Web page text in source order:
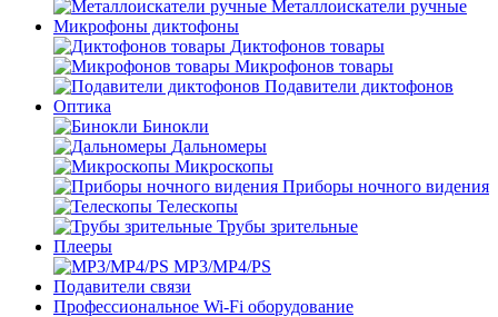
Металлоискатели ручные
Микрофоны диктофоны
Диктофонов товары
Микрофонов товары
Подавители диктофонов
Оптика
Бинокли
Дальномеры
Микроскопы
Приборы ночного видения
Телескопы
Трубы зрительные
Плееры
MP3/MP4/PS
Подавители связи
Профессиональное Wi-Fi оборудование